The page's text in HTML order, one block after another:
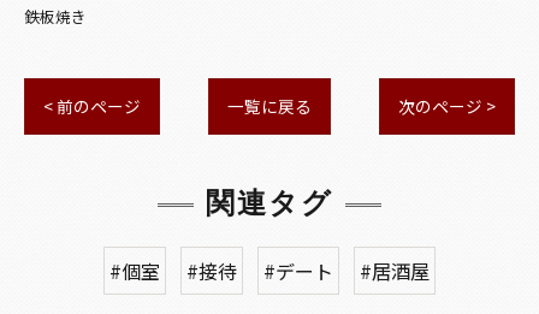
鉄板焼き
< 前のページ 一覧に戻る 次のページ >
関連タグ
#個室 #接待 #デート #居酒屋